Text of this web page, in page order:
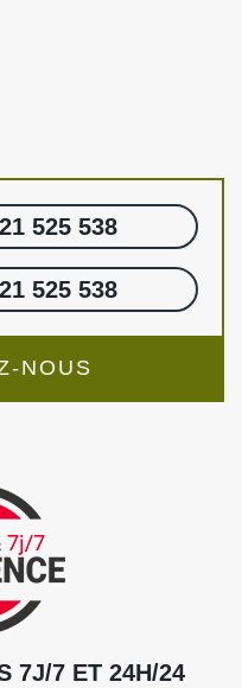
525 538
525 538
NOUS
7J/7 ET 24H/24